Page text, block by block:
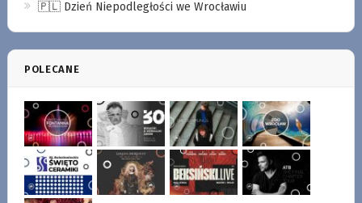
🇵🇱 Dzień Niepodległości we Wrocławiu
POLECANE